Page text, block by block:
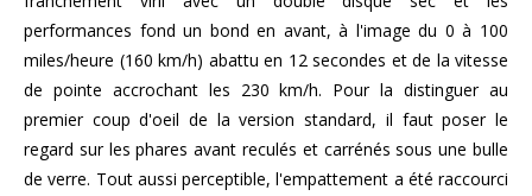
performances fond un bond en avant, à l'image du 0 à 100
miles/heure (160 km/h) abattu en 12 secondes et de la vitesse
de pointe accrochant les 230 km/h. Pour la distinguer au
premier coup d'oeil de la version standard, il faut poser le
regard sur les phares avant reculés et carrénés sous une bulle
de verre. Tout aussi perceptible, l'empattement a été raccourci